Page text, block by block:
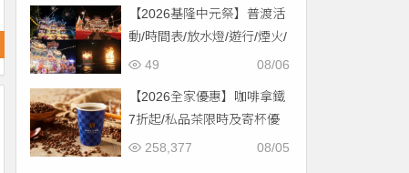
【2026基隆中元祭】普渡活
動/時間表/放水燈/遊行/煙火/
交通一次看！
08/06
49
【2026全家優惠】咖啡拿鐵
7折起/私品茶限時及寄杯優
惠！價格/菜單一起看
08/05
258,377